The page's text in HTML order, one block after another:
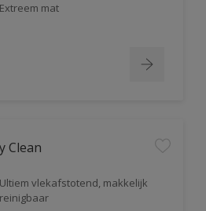
Extreem mat
Clean
Ultiem vlekafstotend, makkelijk
reinigbaar